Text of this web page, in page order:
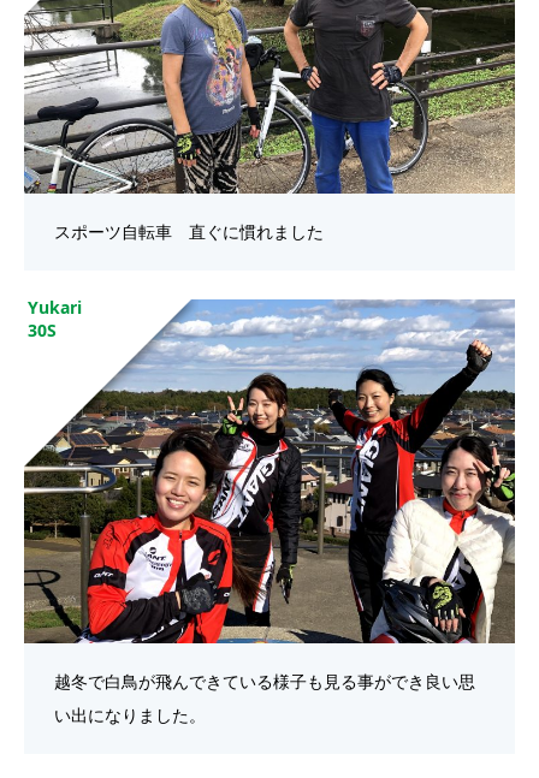
スポーツ自転車 直ぐに慣れました
Yukari
30S
越冬で白鳥が飛んできている様子も見る事ができ良い思
い出になりました。